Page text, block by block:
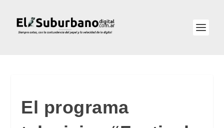
El programa